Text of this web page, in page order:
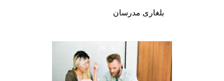
بلغاری مدرسان